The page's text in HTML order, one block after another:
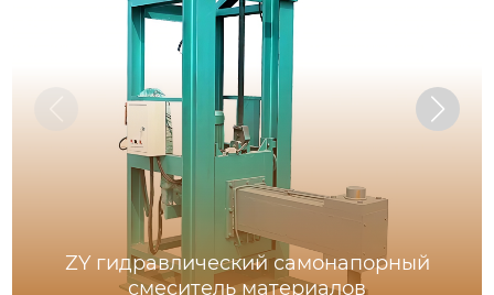
ZY гидравлический самонапорный
смеситель материалов